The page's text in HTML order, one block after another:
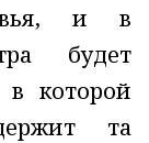
и в
будет
в которой
та